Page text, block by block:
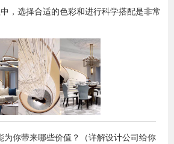
，选择合适的色彩和进行科学搭配是非常
为你带来哪些价值？（详解设计公司给你